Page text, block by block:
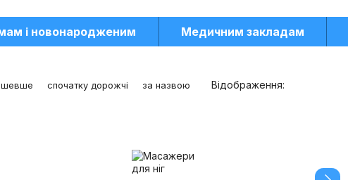
і новонародженим Медичним закладам
спочатку дорожчі за назвою Відображення: